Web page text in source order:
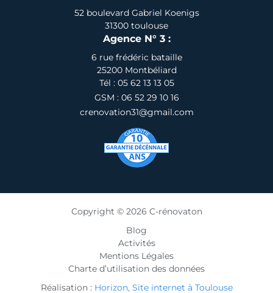
52 boulevard Gabriel Koenigs
31300 toulouse
Agence N° 3 :
6 rue frédéric bataille
25200 Montbéliard
Tél : 05 62 13 13 05
GSM : 06 52 29 10 16
crenovation31@gmail.com
Copyright © 2026 C-rénovaton
Blog
Activités
Mentions Légales
Charte d’utilisation des données
Réalisation : Horizon, Site internet à Toulouse